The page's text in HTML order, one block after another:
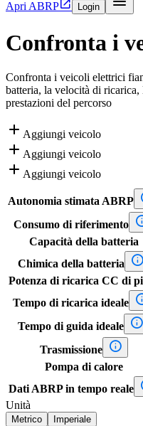
Apri ABRP Login
Confronta i
Confronta i veicoli elettrici
batteria, la velocità di
prestazioni del percorso
 Aggiungi veicolo
 Aggiungi veicolo
 Aggiungi veicolo
Autonomia stimata ABRP
Consumo di riferimento
Capacità della batteria
Chimica della batteria

Potenza di ricarica CC di
Tempo di ricarica ideale
Tempo di guida ideale 
Trasmissione 
Pompa di calore
Dati ABRP in tempo reale
Unità
Metrico Imperiale